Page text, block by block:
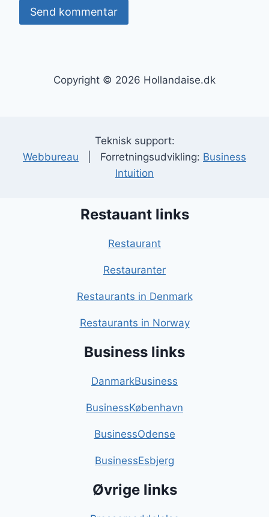
Copyright © 2026 Hollandaise.dk
Teknisk support:
Webbureau | Forretningsudvikling: Business
Intuition
Restauant links
Restaurant
Restauranter
Restaurants in Denmark
Restaurants in Norway
Business links
DanmarkBusiness
BusinessKøbenhavn
BusinessOdense
BusinessEsbjerg
Øvrige links